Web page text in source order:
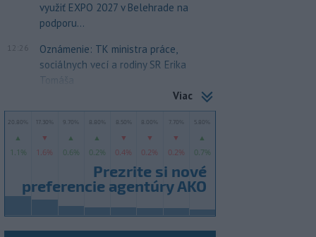
využiť EXPO 2027 v Belehrade na
podporu...
12:26
Oznámenie: TK ministra práce,
sociálnych vecí a rodiny SR Erika
Tomáša
Viac